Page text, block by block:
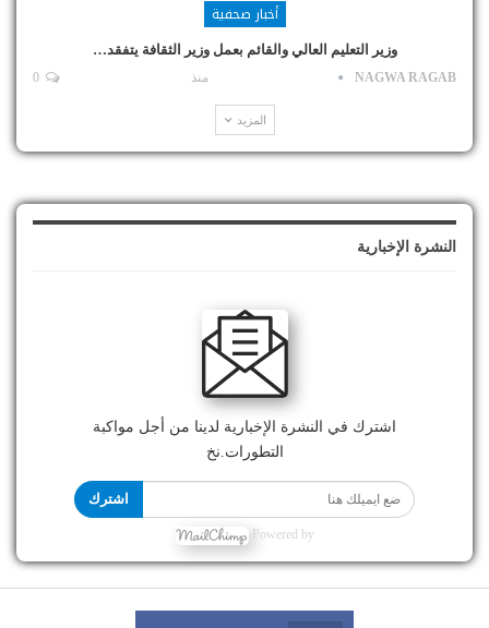
أخبار صحفية
وزير التعليم العالي والقائم بعمل وزير الثقافة يتفقد…
NAGWA RAGAB منذ
المزيد
النشرة الإخبارية
اشترك في النشرة الإخبارية لدينا من أجل مواكبة
التطورات.نخ
اشترك
Powered by